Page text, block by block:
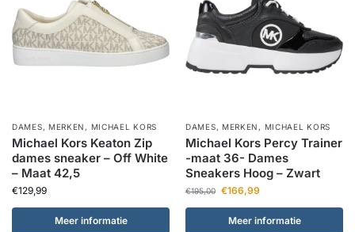
DAMES, MERKEN , MICHAEL KORS
Michael Kors Keaton Zip
dames sneaker – Off White
– Maat 42,5
€129,99
Meer informatie
DAMES, MERKEN , MICHAEL KORS
Michael Kors Percy Trainer
-maat 36- Dames
Sneakers Hoog – Zwart
€195,00 €166,99
Meer informatie